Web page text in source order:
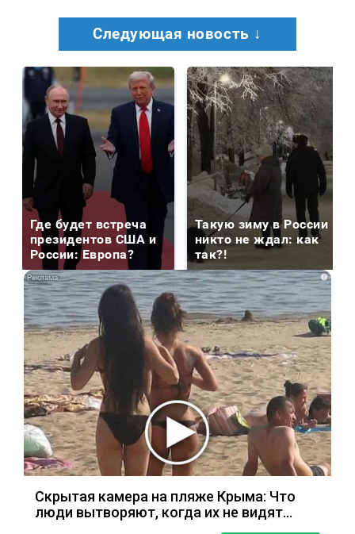
Следующая новость ↓
Где будет встреча
президентов США и
России: Европа?
Такую зиму в России
никто не ждал: как
так?!
i
Скрытая камера на пляже Крыма: Что
люди вытворяют, когда их не видят...